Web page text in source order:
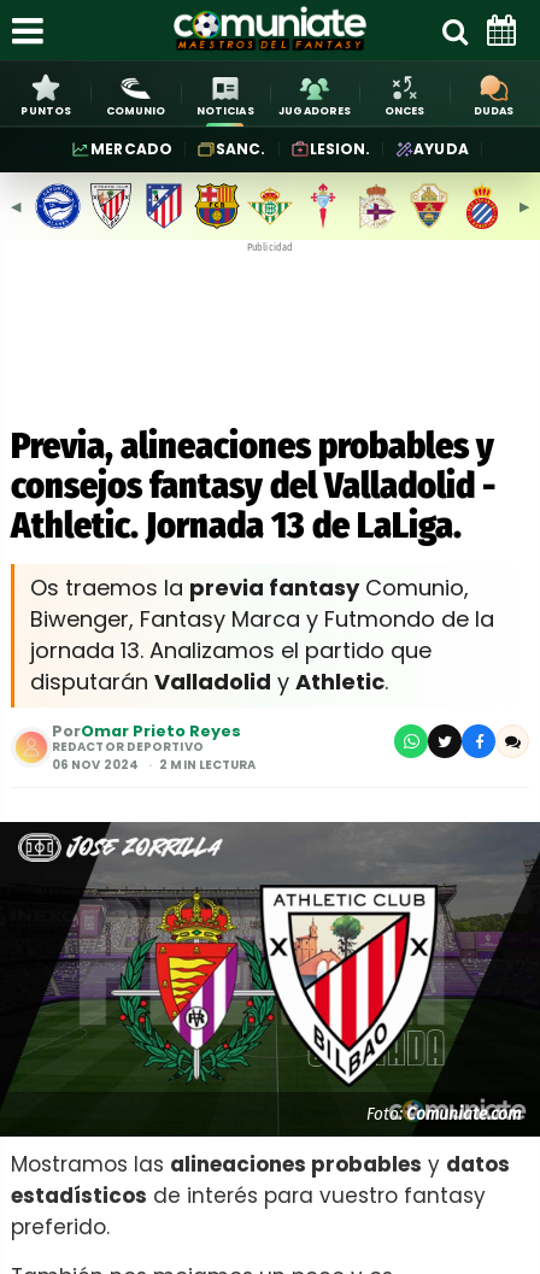
PUNTOS COMUNIO NOTICIAS JUGADORES ONCES DUDAS
MERCADO SANC. LESION. AYUDA
◀︎ ▶︎
Publicidad
Previa, alineaciones probables y
consejos fantasy del Valladolid -
Athletic. Jornada 13 de LaLiga.
Os traemos la previa fantasyComunio,
Biwenger, Fantasy Marca y Futmondo de la
jornada 13. Analizamos el partido que
disputarán Valladolid y Athletic.
PorOmar Prieto Reyes
REDACTOR DEPORTIVO
06 NOV 2024
2 MIN LECTURA
Foto:Comuniate.com
Mostramos las alineaciones probables y datos
estadísticos de interés para vuestro fantasy
preferido.